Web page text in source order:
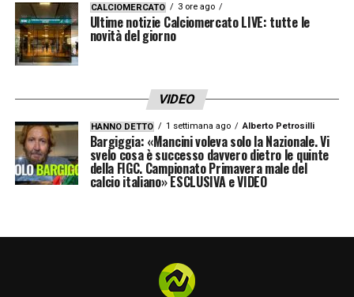
CALCIOMERCATO 3 ore ago
Ultime notizie Calciomercato LIVE: tutte le
novità del giorno
VIDEO
HANNO DETTO 1 settimana ago Alberto Petrosilli
Bargiggia: «Mancini voleva solo la Nazionale. Vi
svelo cosa è successo davvero dietro le quinte
della FIGC. Campionato Primavera male del
calcio italiano» ESCLUSIVA e VIDEO